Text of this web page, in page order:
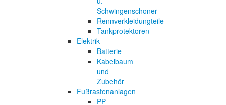
Schwingenschoner
Rennverkleidungteile
Tankprotektoren
Elektrik
Batterie
Kabelbaum
und
Zubehör
Fußrastenanlagen
PP